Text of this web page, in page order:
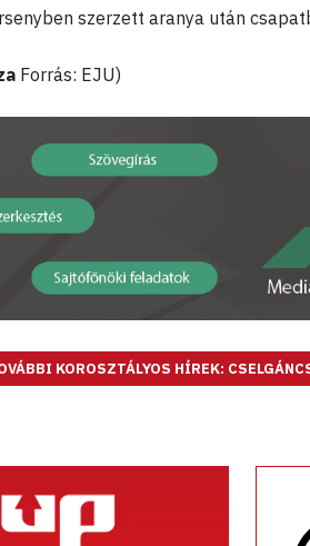
szerzett aranya után
Forrás: EJU)
KOROSZTÁLYOS HÍREK: